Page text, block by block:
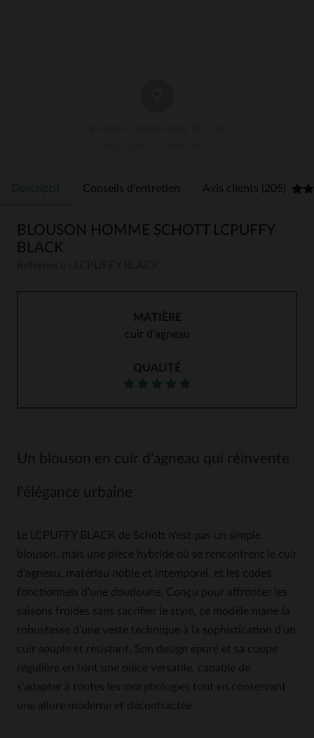
Descriptif Conseils d'entretien Avis clients (205)
BLOUSON HOMME SCHOTT LCPUFFY
BLACK
MATIÈRE
cuir d'agneau
QUALITÉ
Un blouson en cuir d'agneau qui réinvente
l'élégance urbaine
Le LCPUFFY BLACK de Schott n'est pas un simple
blouson, mais une pièce hybride où se rencontrent le cuir
d'agneau, matériau noble et intemporel, et les codes
fonctionnels d'une doudoune. Conçu pour affronter les
saisons froides sans sacrifier le style, ce modèle marie la
robustesse d'une veste technique à la sophistication d'un
cuir souple et résistant. Son design épuré et sa coupe
régulière en font une pièce versatile, capable de
s'adapter à toutes les morphologies tout en conservant
une allure moderne et décontractée.